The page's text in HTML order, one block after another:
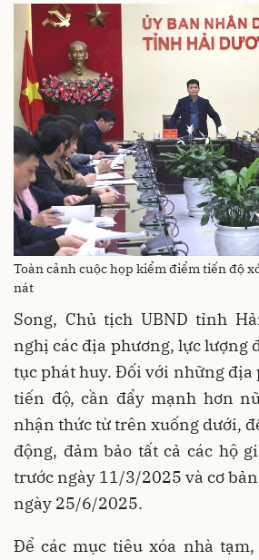
Toàn cảnh cuộc họp kiểm điểm tiến độ
nát
Song, Chủ tịch UBND tỉnh
nghị các địa phương, lực lượng
tục phát huy. Đối với những địa
tiến độ, cần đẩy mạnh hơn
nhận thức từ trên xuống dưới,
động, đảm bảo tất cả các hộ
trước ngày 11/3/2025 và cơ
ngày 25/6/2025.
Để các mục tiêu xóa nhà